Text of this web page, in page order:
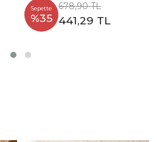
Sepette
%35
678,90 TL
441,29 TL